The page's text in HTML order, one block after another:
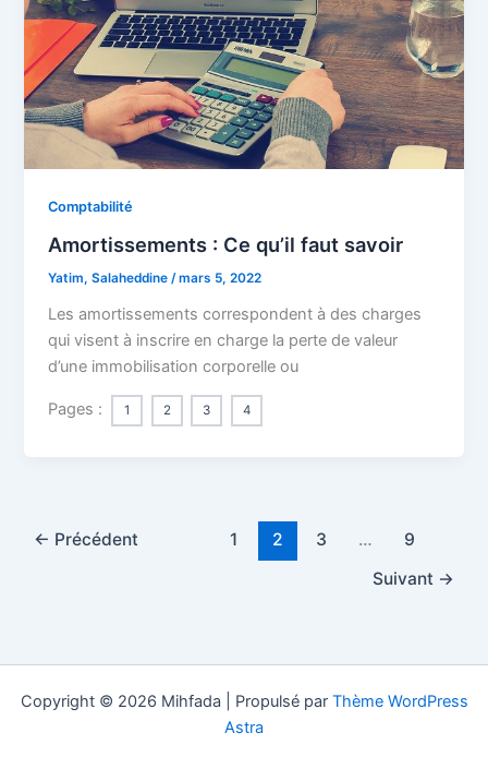
Comptabilité
Amortissements : Ce qu’il faut savoir
Yatim, Salaheddine /mars 5, 2022
Les amortissements correspondent à des charges
qui visent à inscrire en charge la perte de valeur
d’une immobilisation corporelle ou
Pages : 1 2 3 4
← Précédent 1 2 3 …
9
Suivant →
Copyright © 2026 Mihfada | Propulsé par Thème WordPress
Astra